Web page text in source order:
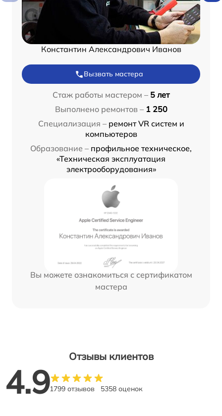
Константин Александрович Иванов
Вызвать мастера
Стаж работы мастером – 5 лет
Выполнено ремонтов – 1 250
Специализация – ремонт VR систем и
компьютеров
Образование – профильное техническое,
«Техническая эксплуатация
электрооборудования»
Вы можете ознакомиться с сертификатом
мастера
Отзывы клиентов
4.91799 отзывов 5358 оценок